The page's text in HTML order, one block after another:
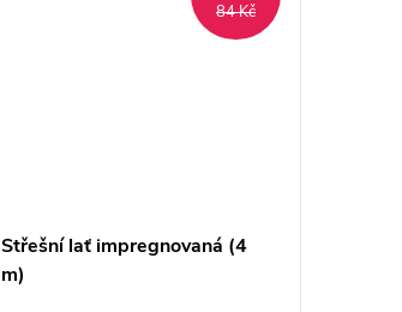
84 Kč
Střešní lať impregnovaná (4
m)